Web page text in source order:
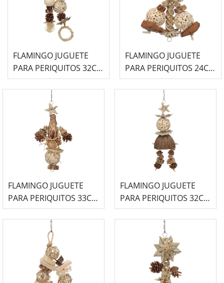
FLAMINGO JUGUETE
PARA PERIQUITOS 32CM
-JANI-
FLAMINGO JUGUETE
PARA PERIQUITOS 24CM
-IVY-
FLAMINGO JUGUETE
PARA PERIQUITOS 33CM
-HABI-
FLAMINGO JUGUETE
PARA PERIQUITOS 32CM
-GERI-